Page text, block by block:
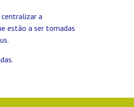
centralizar a
estão a ser tomadas